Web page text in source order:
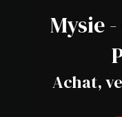
Mysie
Achat,